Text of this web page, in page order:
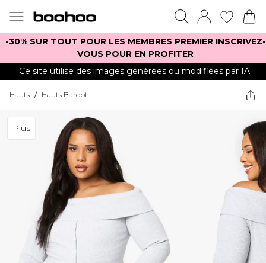
-30% SUR TOUT POUR LES MEMBRES PREMIER INSCRIVEZ-
VOUS POUR EN PROFITER
Ce site utilise des images générées ou modifiées par IA.
Hauts / Hauts Bardot
Plus